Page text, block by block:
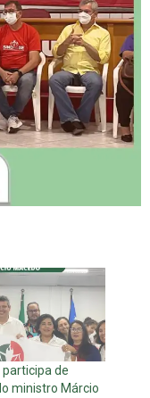
participa de
ministro Márcio